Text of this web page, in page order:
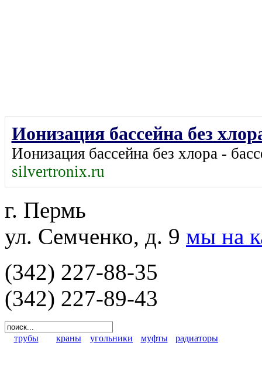
Ионизация бассейна без
Ионизация бассейна без хлора -
silvertronix.ru
г. Пермь
ул. Семченко, д. 9 мы на
(342) 227-88-35
(342) 227-89-43
трубы краны угольники муфты радиаторы